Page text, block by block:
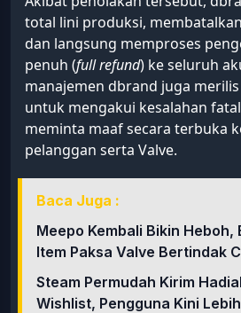
total lini produksi,
dan langsung memproses
penuh (full refund) ke seluruh
manajemen dbrand juga
untuk mengakui kesalahan
meminta maaf secara terbuka
pelanggan serta Valve.
Baca Juga :
Meepo Kembali Bikin Heboh,
Item Paksa Valve Bertindak
Steam Permudah Kirim
Wishlist, Pengguna Kini